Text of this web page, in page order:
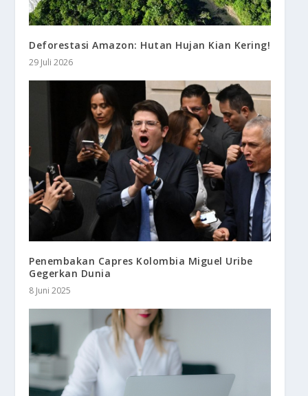
Deforestasi Amazon: Hutan Hujan Kian Kering!
29 Juli 2026
Penembakan Capres Kolombia Miguel Uribe
Gegerkan Dunia
8 Juni 2025